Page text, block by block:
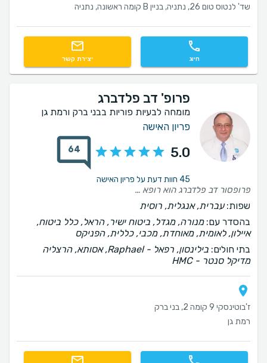
שד' לנטוס טום 26, נתניה, בניין B קומה ראשונה, נתניה
חיוג יצירת קשר
פרופ' דב פלדברג
מומחה לבעיות פוריות בבני ברק ורמת גן
פריון האישה
5.0
64
45 חוות דעת על פריון האישה
פרופסור דב פלדברג הוא רופא מעולה, תומך, נותן יחס אישי ומלווה בצורה מקצועית את כל שלבי ההיריון באופן אישי לנו עזר גם בטיפולי פוריות, נקלטנו תוך סבב אחד עם היריון ממליצה בחום בחום!!!
שפות:עברית, אנגלית, רוסית
בהסדר עם:מנורה, מגדל, ביטוח ישיר, הראל, כלל ביטוח,
איילון, לאומית, מאוחדת, מכבי, כללית, הפניקס
בתי חולים:
בילינסון, רפאל - Raphael, אסותא, הרצליה
מדיקל סנטר - HMC
ז'בוטינסקי 9 קומה 2, בני ברק
רמת גן